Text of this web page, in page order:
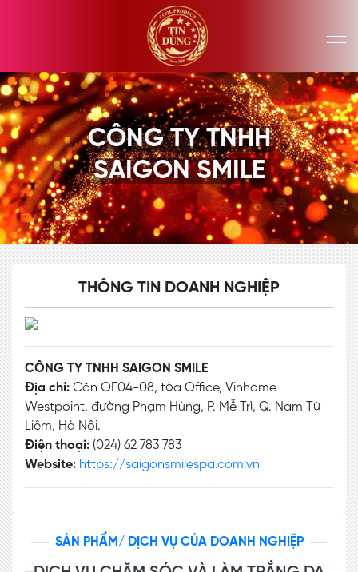
CÔNG TY TNHH
SAIGON SMILE
THÔNG TIN DOANH NGHIỆP
CÔNG TY TNHH SAIGON SMILE
Địa chỉ: Căn OF04-08, tòa Office, Vinhome
Westpoint, đường Phạm Hùng, P. Mễ Trì, Q. Nam Từ
Liêm, Hà Nội.
Điện thoại: (024) 62 783 783
Website: https://saigonsmilespa.com.vn
SẢN PHẨM/ DỊCH VỤ CỦA DOANH NGHIỆP